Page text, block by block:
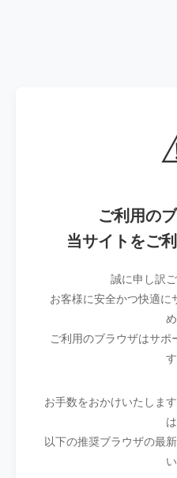
ご利用の
当サイトをご
誠に申し訳
お客様に安全かつ快適に
め
ご利用のブラウザはサポ
す
お手数をおかけいたしま
は
以下の推奨ブラウザの最
い